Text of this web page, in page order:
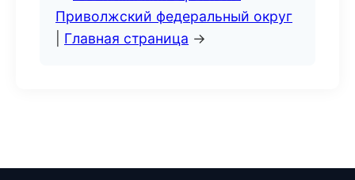
Приволжский федеральный округ
Главная страница →